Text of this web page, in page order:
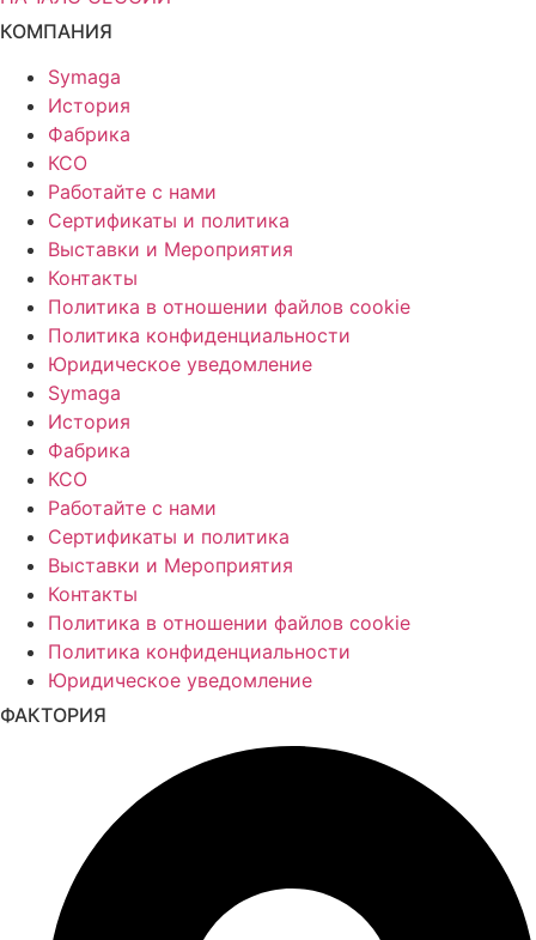
КОМПАНИЯ
Symaga
История
Фабрика
КСО
Работайте с нами
Сертификаты и политика
Выставки и Мероприятия
Контакты
Политика в отношении файлов cookie
Политика конфиденциальности
Юридическое уведомление
Symaga
История
Фабрика
КСО
Работайте с нами
Сертификаты и политика
Выставки и Мероприятия
Контакты
Политика в отношении файлов cookie
Политика конфиденциальности
Юридическое уведомление
ФАКТОРИЯ